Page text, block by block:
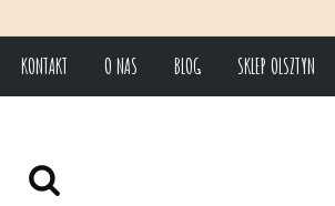
Przejdź
KONTAKT O NAS BLOG SKLEP OLSZTYN